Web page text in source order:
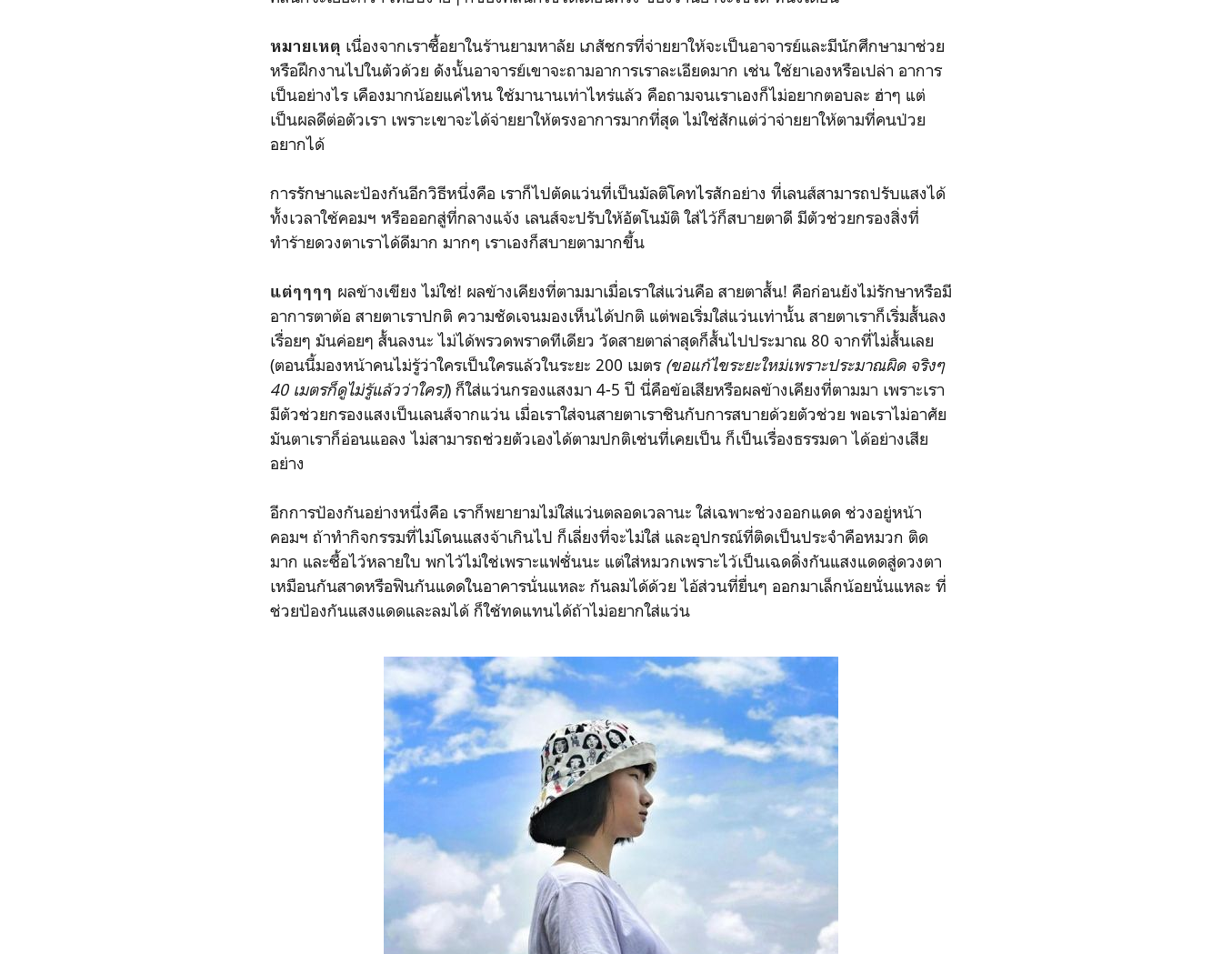
หมายเหตุ เนื่องจากเราซื้อยาในร้านยามหาลัย เภสัชกรที่จ่ายยาให้จะเป็นอาจารย์และมีนักศึกษามาช่วย
หรือฝึกงานไปในตัวด้วย ดังนั้นอาจารย์เขาจะถามอาการเราละเอียดมาก เช่น ใช้ยาเองหรือเปล่า อาการ
เป็นอย่างไร เคืองมากน้อยแค่ไหน ใช้มานานเท่าไหร่แล้ว คือถามจนเราเองก็ไม่อยากตอบละ ฮ่าๆ แต่
เป็นผลดีต่อตัวเรา เพราะเขาจะได้จ่ายยาให้ตรงอาการมากที่สุด ไม่ใช่สักแต่ว่าจ่ายยาให้ตามที่คนป่วย
อยากได้
การรักษาและป้องกันอีกวิธีหนึ่งคือ เราก็ไปตัดแว่นที่เป็นมัลติโคทไรสักอย่าง ที่เลนส์สามารถปรับแสงได้
ทั้งเวลาใช้คอมฯ หรือออกสู่ที่กลางแจ้ง เลนส์จะปรับให้อัตโนมัติ ใส่ไว้ก็สบายตาดี มีตัวช่วยกรองสิ่งที่
ทำร้ายดวงตาเราได้ดีมาก มากๆ เราเองก็สบายตามากขึ้น
แต่ๆๆๆๆ ผลข้างเขียง ไม่ใช่! ผลข้างเคียงที่ตามมาเมื่อเราใส่แว่นคือ สายตาสั้น! คือก่อนยังไม่รักษาหรือมี
อาการตาต้อ สายตาเราปกติ ความชัดเจนมองเห็นได้ปกติ แต่พอเริ่มใส่แว่นเท่านั้น สายตาเราก็เริ่มสั้นลง
เรื่อยๆ มันค่อยๆ สั้นลงนะ ไม่ได้พรวดพราดทีเดียว วัดสายตาล่าสุดก็สั้นไปประมาณ 80 จากที่ไม่สั้นเลย
(ตอนนี้มองหน้าคนไม่รู้ว่าใครเป็นใครแล้วในระยะ 200 เมตร (ขอแก้ไขระยะใหม่เพราะประมาณผิด จริงๆ
40 เมตรก็ดูไม่รู้แล้วว่าใคร)) ก็ใส่แว่นกรองแสงมา 4-5 ปี นี่คือข้อเสียหรือผลข้างเคียงที่ตามมา เพราะเรา
มีตัวช่วยกรองแสงเป็นเลนส์จากแว่น เมื่อเราใส่จนสายตาเราชินกับการสบายด้วยตัวช่วย พอเราไม่อาศัย
มันตาเราก็อ่อนแอลง ไม่สามารถช่วยตัวเองได้ตามปกติเช่นที่เคยเป็น ก็เป็นเรื่องธรรมดา ได้อย่างเสีย
อย่าง
อีกการป้องกันอย่างหนึ่งคือ เราก็พยายามไม่ใส่แว่นตลอดเวลานะ ใส่เฉพาะช่วงออกแดด ช่วงอยู่หน้า
คอมฯ ถ้าทำกิจกรรมที่ไม่โดนแสงจ้าเกินไป ก็เลี่ยงที่จะไม่ใส่ และอุปกรณ์ที่ติดเป็นประจำคือหมวก ติด
มาก และซื้อไว้หลายใบ พกไว้ไม่ใช่เพราะแฟชั่นนะ แต่ใส่หมวกเพราะไว้เป็นเฉดดิ่งกันแสงแดดสู่ดวงตา
เหมือนกันสาดหรือฟินกันแดดในอาคารนั่นแหละ กันลมได้ด้วย ไอ้ส่วนที่ยื่นๆ ออกมาเล็กน้อยนั่นแหละ ที่
ช่วยป้องกันแสงแดดและลมได้ ก็ใช้ทดแทนได้ถ้าไม่อยากใส่แว่น